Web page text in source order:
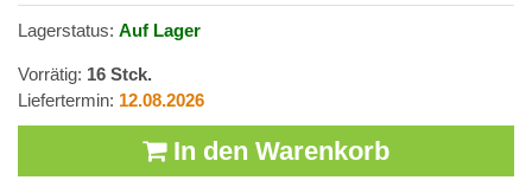
Lagerstatus: Auf Lager
Vorrätig: 16 Stck.
Liefertermin: 12.08.2026
In den Warenkorb